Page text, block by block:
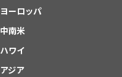
ヨーロッパ
中南米
ハワイ
アジア